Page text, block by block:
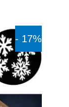
- 17%